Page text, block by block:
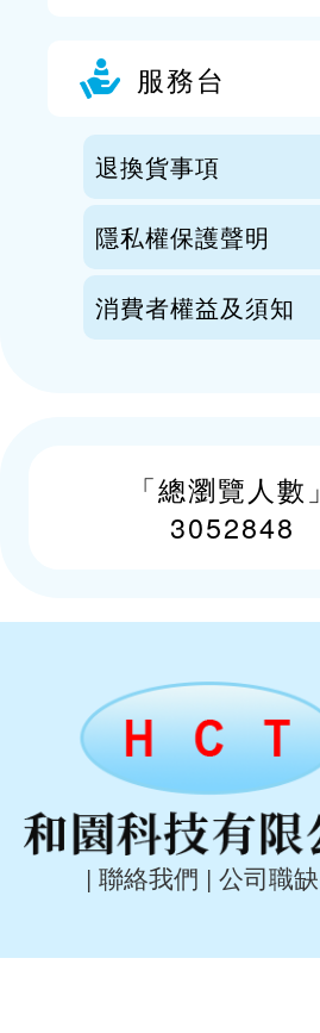
服務台
退換貨事項
隱私權保護聲明
消費者權益及須知
「總瀏覽人數」
3052848
| 聯絡我們 | 公司職缺